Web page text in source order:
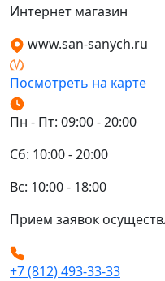
Интернет магазин
www.san-sanych.ru
Посмотреть на карте
Пн - Пт: 09:00 - 20:00
Сб: 10:00 - 20:00
Вс: 10:00 - 18:00
Прием заявок
+7 (812) 493-33-33